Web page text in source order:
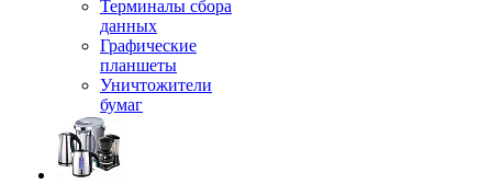
Терминалы сбора
данных
Графические
планшеты
Уничтожители
бумаг